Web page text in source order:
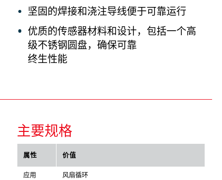
坚固的焊接和浇注导线便于可靠运行
优质的传感器材料和设计，包括一个高
级不锈钢圆盘，确保可靠
终生性能
主要规格
属性 价值
应用
风扇循环